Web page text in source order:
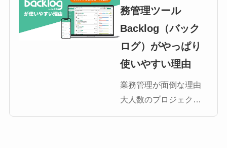
務管理ツール
Backlog（バック
ログ）がやっぱり
使いやすい理由
業務管理が面倒な理由
大人数のプロジェクト
がまとまらず調整に奔